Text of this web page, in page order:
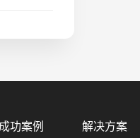
成功案例 解决方案